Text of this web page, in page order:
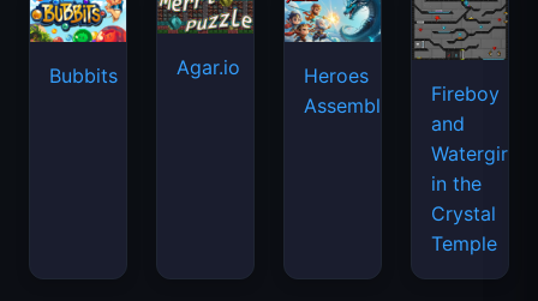
Bubbits Agar.io
Heroes
Assemble
Fireboy
and
Watergirl
in the
Crystal
Temple